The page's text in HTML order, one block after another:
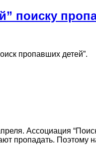
поиску
пропавших детей”.
Ассоциация
пропадать. Поэтому